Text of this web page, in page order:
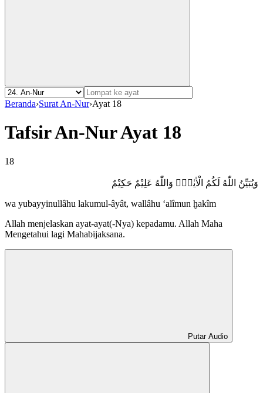
Beranda›Surat An-Nur›Ayat 18
Tafsir An-Nur Ayat 18
18
وَيُبَيِّنُ اللّٰهُ لَكُمُ الْاٰيٰتِۗ وَاللّٰهُ عَلِيْمٌ حَكِيْمٌ
wa yubayyinullâhu lakumul-âyât, wallâhu ‘alîmun ḫakîm
Allah menjelaskan ayat-ayat(-Nya) kepadamu. Allah Maha
Mengetahui lagi Mahabijaksana.
Putar Audio